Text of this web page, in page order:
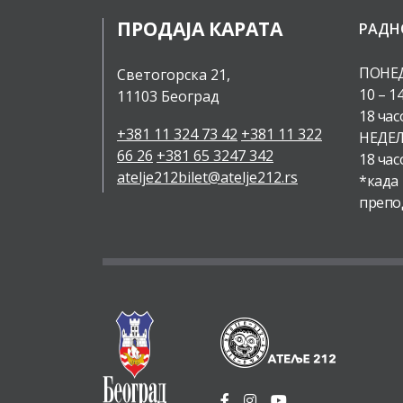
ПРОДАЈА КАРАТА
Светогорска 21,
11103 Београд
+381 11 324 73 42 +381 11 322
66 26 +381 65 3247 342
atelje212bilet@atelje212.rs
10 –
18
18
*када